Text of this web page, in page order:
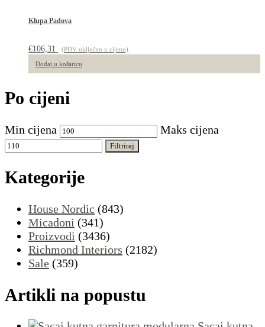
Klupa Padova
€106,31 (PDV uključen u cijenu)
Dodaj u košaricu
Po cijeni
Min cijena Maks cijena
Filtriraj
Kategorije
House Nordic (843)
Micadoni (341)
Proizvodi (3436)
Richmond Interiors (2182)
Sale (359)
Artikli na popustu